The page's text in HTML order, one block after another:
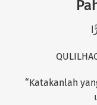
“Katakanlah